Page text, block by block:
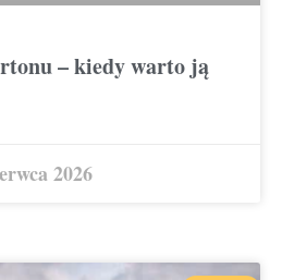
– kiedy warto ją
2026